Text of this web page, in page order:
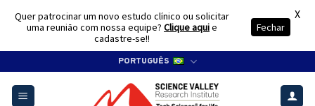
content
PORTUGUÊS
Quer patrocinar um novo estudo clínico ou solicitar
uma reunião com nossa equipe? Clique aquie
cadastre-se!!
Fechar
X